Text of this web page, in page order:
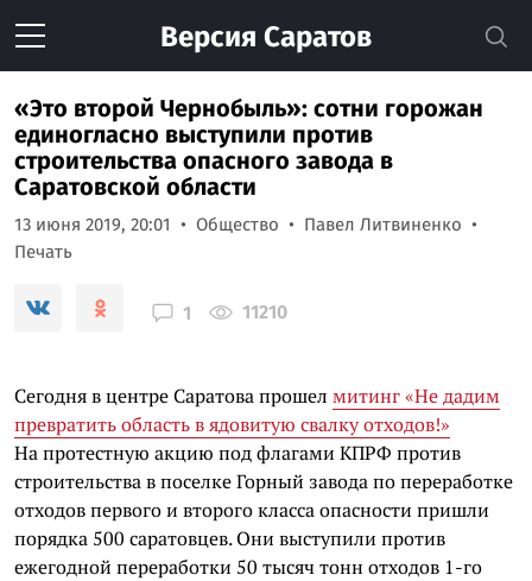
Версия Саратов
«Это второй Чернобыль»: сотни горожан
единогласно выступили против
строительства опасного завода в
Саратовской области
13 июня 2019, 20:01 Общество
Павел Литвиненко
Печать
1 11210
Сегодня в центре Саратова прошел митинг «Не дадим
превратить область в ядовитую свалку отходов!»
На протестную акцию под флагами КПРФ против
строительства в поселке Горный завода по переработке
отходов первого и второго класса опасности пришли
порядка 500 саратовцев. Они выступили против
ежегодной переработки 50 тысяч тонн отходов 1-го